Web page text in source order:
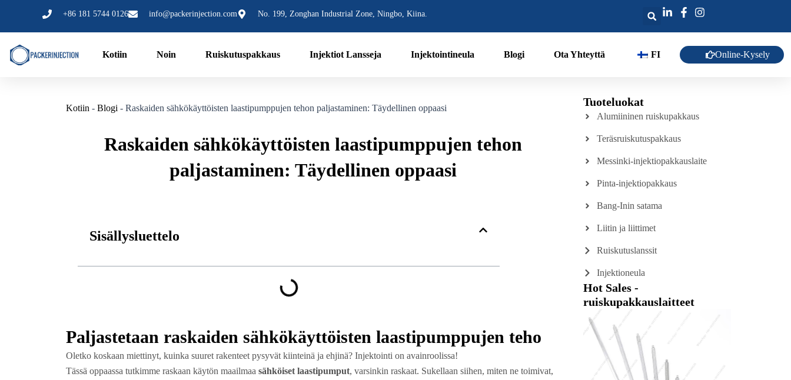
+86 181 5744 0126 info@packerinjection.com No. 199, Zonghan Industrial Zone, Ningbo, Kiina.
Kotiin Noin Ruiskutuspakkaus Injektiot Lansseja Injektointineula Blogi Ota Yhteyttä FI Online-Kysely
Kotiin - Blogi - Raskaiden sähkökäyttöisten laastipumppujen tehon paljastaminen: Täydellinen oppaasi
Raskaiden sähkökäyttöisten laastipumppujen tehon
paljastaminen: Täydellinen oppaasi
Sisällysluettelo
Paljastetaan raskaiden sähkökäyttöisten laastipumppujen teho
Oletko koskaan miettinyt, kuinka suuret rakenteet pysyvät kiinteinä ja ehjinä? Injektointi on avainroolissa!
Tässä oppaassa tutkimme raskaan käytön maailmaa sähköiset laastipumput, varsinkin raskaat. Sukellaan siihen, miten ne toimivat,
Tuoteluokat
Alumiininen ruiskupakkaus
Teräsruiskutuspakkaus
Messinki-injektiopakkauslaite
Pinta-injektiopakkaus
Bang-Inin satama
Liitin ja liittimet
Ruiskutuslanssit
Injektioneula
Hot Sales -
ruiskupakkauslaitteet
navigointi